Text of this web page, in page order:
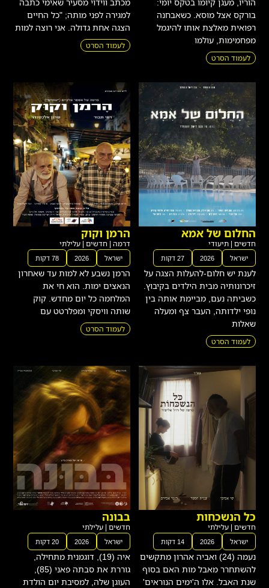
רפואית מאלצת אותו להיגמל
מפחמימות, עולמו
לעמוד הסרט
הצגה אחת גדולה. אני רוצה למות
לעמוד הסרט
החלום של אמא
חדשים|תיעודי
ישראל 2026 27 דקות
לענת יש חלום-להעלות הצגה על
זיכרונותיה מבית הילדים בקיבוץ.
כשביתה נעם, מביימת אותה בין
נופי ילדותה, העבר צף ומעלה
שאלות
לעמוד הסרט
הרמן וקוק
דרמה| חדשים|עלילתי
ישראל 2026
הרמן נשבע לא למות עד שאחרון
הנאצים ימות. הוא חי את
המלחמה כל יום מחדש. קוק
שותה וויסקי ומפלרטט עם
לעמוד הסרט
כל הנשכחות
חדשים עלילתי
ישראל 2026
נעמה (24) ואביה אהרון מתקשים
להשתחרר מאבל מות האם בסוף
שנת האבל. אלו ה'ימים הנוראים'
ואהרון שמשמש כשליח ציבור
בבונה
חדשים|עלילתי
ישראל
איה (19), דוגמנית מתחילה,
גוררת את סבתה פאני (85),
העוגן שלה, למסיבת יום הולדת
ראוותנית של סוכן הדוגמניות